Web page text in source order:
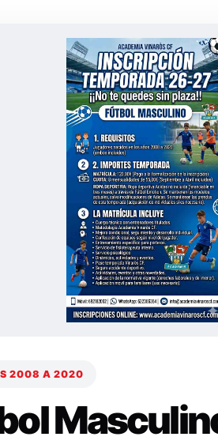
2008 A 2020